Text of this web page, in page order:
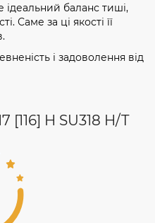
ідеальний баланс тиші,
Саме за ці якості її
і задоволення від
[116] H SU318 H/T